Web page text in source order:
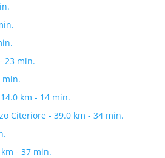
23 min.
min.
km - 14 min.
Citeriore - 39.0 km - 34 min.
- 37 min.